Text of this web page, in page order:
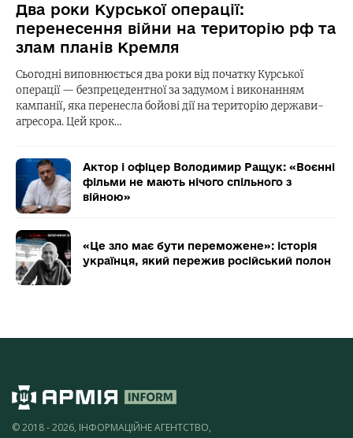
Два роки Курської операції:
перенесення війни на територію рф та
злам планів Кремля
Сьогодні виповнюється два роки від початку Курської
операції — безпрецедентної за задумом і виконанням
кампанії, яка перенесла бойові дії на територію держави-
агресора. Цей крок…
Актор і офіцер Володимир Ращук: «Воєнні
фільми не мають нічого спільного з
війною»
«Це зло має бути переможене»: історія
українця, який пережив російський полон
© 2018 - 2026, ІНФОРМАЦІЙНЕ АГЕНТСТВО,